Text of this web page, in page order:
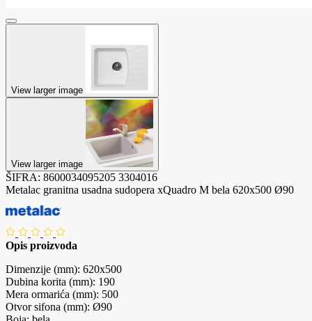
View larger image
View larger image
ŠIFRA: 8600034095205 3304016
Metalac granitna usadna sudopera xQuadro M bela 620x500 Ø90
Opis proizvoda
Dimenzije (mm): 620x500
Dubina korita (mm): 190
Mera ormarića (mm): 500
Otvor sifona (mm): Ø90